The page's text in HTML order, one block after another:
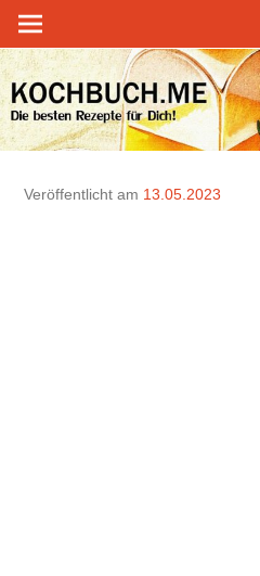
Zum
Inhalt
springen
Veröffentlicht am 13.05.2023